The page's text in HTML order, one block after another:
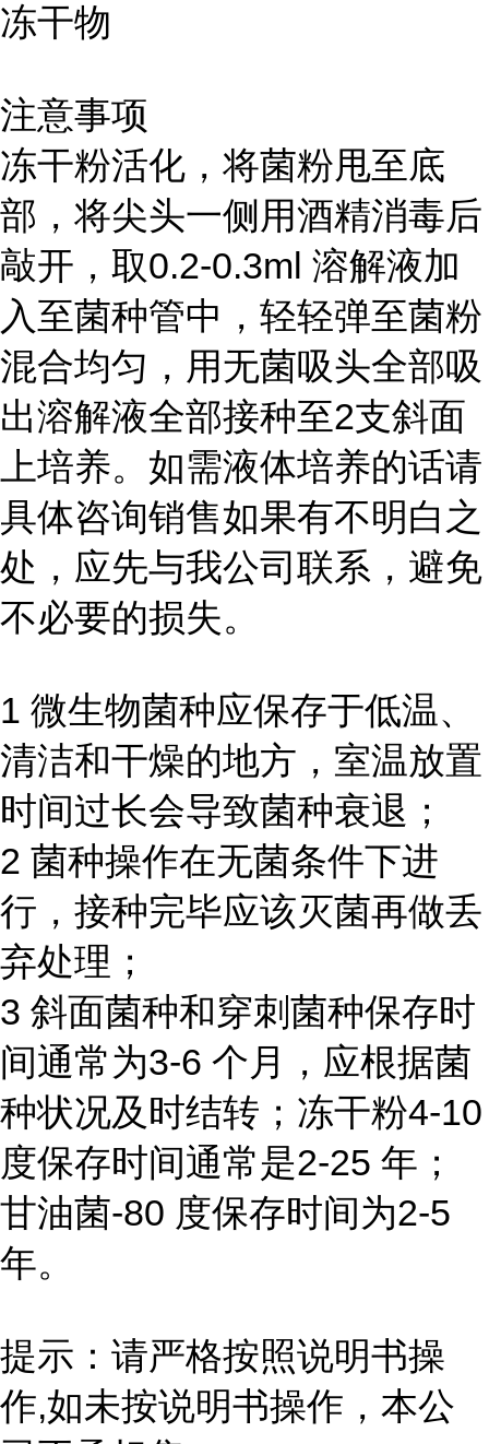
冻干物
注意事项
冻干粉活化，将菌粉甩至底
部，将尖头一侧用酒精消毒后
敲开，取0.2-0.3ml 溶解液加
入至菌种管中，轻轻弹至菌粉
混合均匀，用无菌吸头全部吸
出溶解液全部接种至2支斜面
上培养。如需液体培养的话请
具体咨询销售如果有不明白之
处，应先与我公司联系，避免
不必要的损失。
1 微生物菌种应保存于低温、
清洁和干燥的地方，室温放置
时间过长会导致菌种衰退；
2 菌种操作在无菌条件下进
行，接种完毕应该灭菌再做丢
弃处理；
3 斜面菌种和穿刺菌种保存时
间通常为3-6 个月，应根据菌
种状况及时结转；冻干粉4-10
度保存时间通常是2-25 年；
甘油菌-80 度保存时间为2-5
年。
提示：请严格按照说明书操
作,如未按说明书操作，本公